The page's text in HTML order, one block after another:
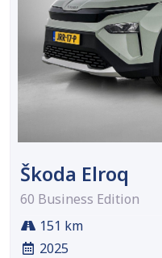
Škoda Elroq
60 Business Edition
151 km
2025